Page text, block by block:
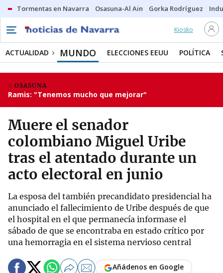
Tormentas en Navarra Osasuna-Al Ain Gorka Rodríguez
Kiosko
ACTUALIDAD MUNDO ELECCIONES EEUU POLÍTICA
OSASUNA
Ramis: "Tenemos mucho que mejorar"
Muere el senador
colombiano Miguel Uribe
tras el atentado durante un
acto electoral en junio
La esposa del también precandidato presidencial ha
anunciado el fallecimiento de Uribe después de que
el hospital en el que permanecía informase el
sábado de que se encontraba en estado crítico por
una hemorragia en el sistema nervioso central
Añádenos en Google